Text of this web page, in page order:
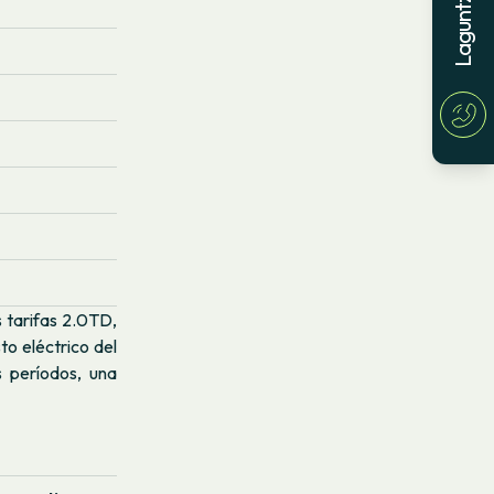
tarifas 2.0TD,
eléctrico del
períodos, una